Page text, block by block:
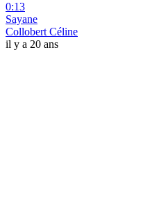
0:13
Sayane
Collobert Céline
il y a 20 ans